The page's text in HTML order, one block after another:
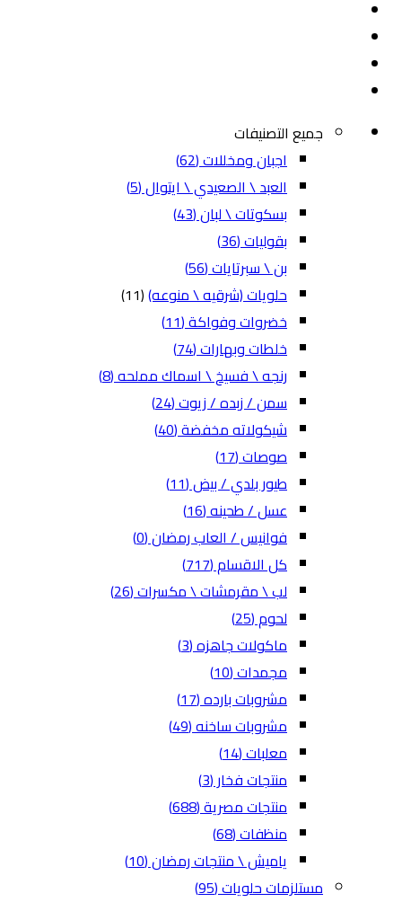
جميع التصنيفات
اجبان ومخللات(62)
العبد \ الصعيدي \ ايتوال(5)
بسكوتات \ لبان(43)
بقوليات(36)
بن \ سبرتايات(56)
حلويات (شرقيه \ منوعه)(11)
خضروات وفواكة(11)
خلطات وبهارات(74)
رنجه \ فسيخ \ اسماك مملحه(8)
سمن / زبده / زيوت(24)
شيكولاته مخفضة(40)
صوصات(17)
طيور بلدي / بيض(11)
عسل / طحينه(16)
فوانيس / العاب رمضان(0)
كل الاقسام(717)
لب \ مقرمشات \ مكسرات(26)
لحوم(25)
ماكولات جاهزه(3)
مجمدات(10)
مشروبات بارده(17)
مشروبات ساخنه(49)
معلبات(14)
منتجات فخار(3)
منتجات مصرية(688)
منظفات(68)
ياميش \ منتجات رمضان(10)
مستلزمات حلويات(95)